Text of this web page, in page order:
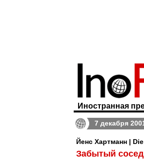
Иностранная
7 декабря
Йенс Хартманн |
Забытый